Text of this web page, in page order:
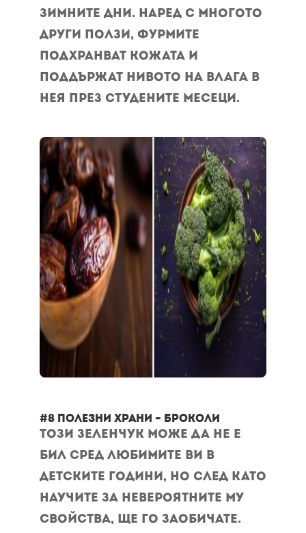
зимните дни. Наред с многото
други ползи, фурмите
подхранват кожата и
поддържат нивото на влага в
нея през студените месеци.
#8 полезни храни – Броколи
Този зеленчук може да не е
бил сред любимите ви в
детските години, но след като
научите за невероятните му
свойства, ще го заобичате.